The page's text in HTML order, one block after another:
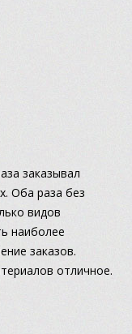
заказывал
Оба раза без
видов
наиболее
заказов.
отличное.